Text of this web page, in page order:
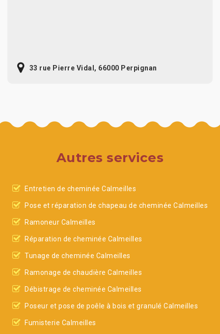
33 rue Pierre Vidal, 66000 Perpignan
Autres services
Entretien de cheminée Calmeilles
Pose et réparation de chapeau de cheminée Calmeilles
Ramoneur Calmeilles
Réparation de cheminée Calmeilles
Tunage de cheminée Calmeilles
Ramonage de chaudière Calmeilles
Débistrage de cheminée Calmeilles
Poseur et pose de poêle à bois et granulé Calmeilles
Fumisterie Calmeilles